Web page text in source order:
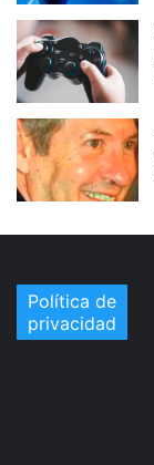
Política de
privacidad